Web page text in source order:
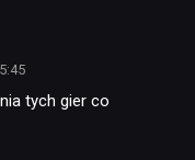
tych gier co